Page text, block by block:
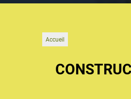
Accueil